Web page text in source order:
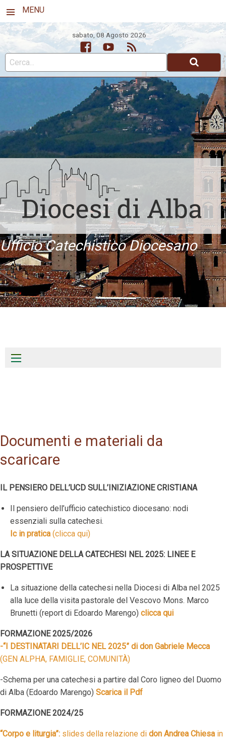
MENU
sabato, 08 Agosto 2026
FacebookYoutubeFeed
Ufficio Catechistico Diocesano
content
Documenti e materiali da
scaricare
IL PENSIERO DELL’UCD SULL’INIZIAZIONE CRISTIANA
Il pensiero dell’ufficio catechistico diocesano: nodi
essenziali sulla catechesi.
Ic in pratica (clicca qui)
LA SITUAZIONE DELLA CATECHESI NEL 2025: LINEE E
PROSPETTIVE
La situazione della catechesi nella Diocesi di Alba nel 2025
alla luce della visita pastorale del Vescovo Mons. Marco
Brunetti (report di Edoardo Marengo) clicca qui
FORMAZIONE 2025/2026
-“I DESTINATARI DELL’IC NEL 2025” di don Gabriele Mecca
(GEN ALPHA, FAMIGLIE, COMUNITÀ)
-Schema per una catechesi a partire dal Coro ligneo del Duomo
di Alba (Edoardo Marengo) Scarica il Pdf
FORMAZIONE 2024/25
“Corpo e liturgia”: slides della relazione di don Andrea Chiesa in